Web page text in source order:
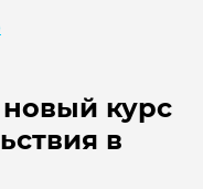
новый курс
в